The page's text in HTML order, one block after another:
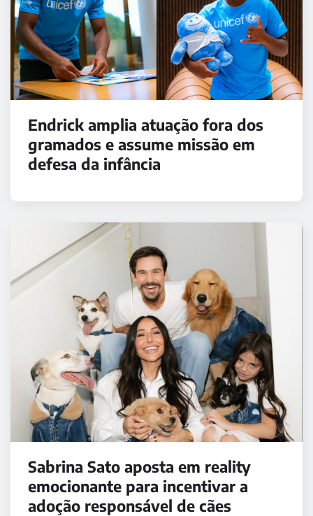
Endrick amplia atuação fora dos
gramados e assume missão em
defesa da infância
Sabrina Sato aposta em reality
emocionante para incentivar a
adoção responsável de cães